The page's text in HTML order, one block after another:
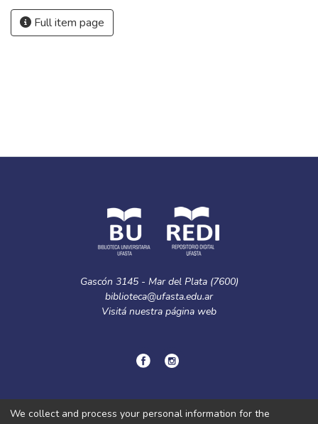
Full item page
Gascón 3145 - Mar del Plata (7600)
biblioteca@ufasta.edu.ar
Visitá nuestra página web
© Copyright2024.Política de privacidad.
We collect and process your personal information for the